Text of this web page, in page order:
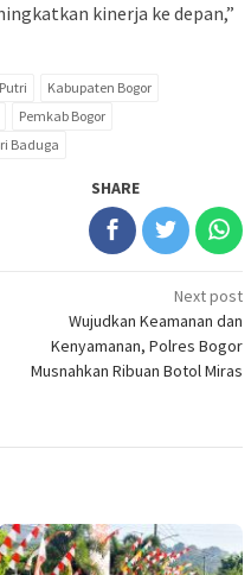
kinerja ke depan,”
Kabupaten Bogor
Pemkab Bogor
Baduga
SHARE
Next post
Wujudkan Keamanan dan
Kenyamanan, Polres Bogor
Musnahkan Ribuan Botol Miras